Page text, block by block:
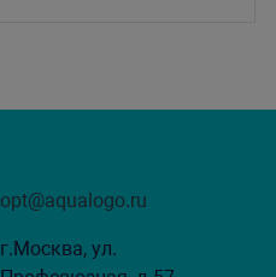
opt@aqualogo.ru
г.Москва, ул.